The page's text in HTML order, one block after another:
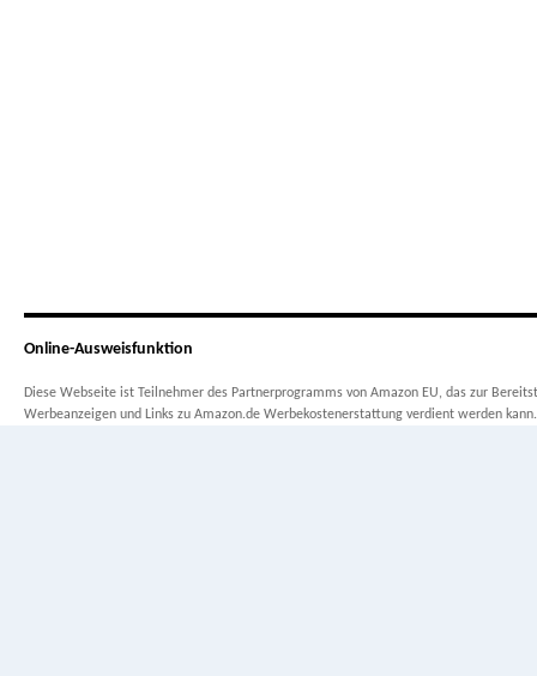
Online-Ausweisfunktion
Diese Webseite ist Teilnehmer des Partnerprogramms von Amazon EU, das zur
Werbeanzeigen und Links zu Amazon.de Werbekostenerstattung verdient werden kann.